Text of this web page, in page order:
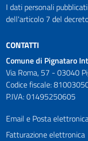
I dati personali
dell'articolo 7 del
CONTATTI
Comune di Pignataro
Via Roma, 57 - 03040
Codice fiscale:
P.IVA: 01495250605
Email e Posta
Fatturazione elettronica